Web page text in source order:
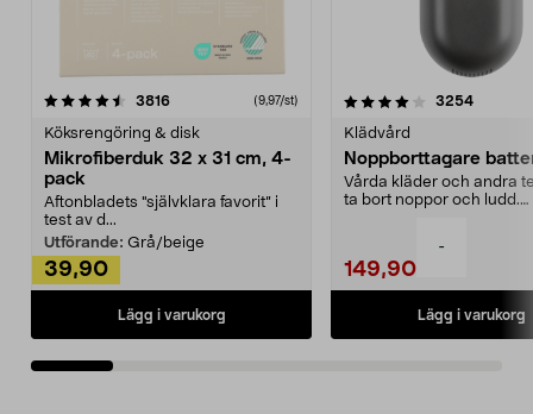
-
3816recensioner (9,97/st)
Köksrengöring & disk
Mikrofiberduk 32 x 31 cm, 4-
pack
Aftonbladets "självklara favorit” i
test av d...
Utförande: Grå/beige
39,90
Lägg i varukorg
4.0av 5 stjärnor 3254
Klädvård
Noppborttagare
Vårda kläder och andra
ta bort noppor och ludd.
149,90
Lägg i varukorg
4.5av 5 stjärnor